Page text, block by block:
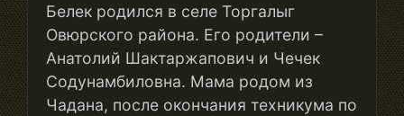
Белек родился в селе Торгалыг
Овюрского района. Его родители –
Анатолий Шактаржапович и Чечек
Содунамбиловна. Мама родом из
Чадана, после окончания техникума по